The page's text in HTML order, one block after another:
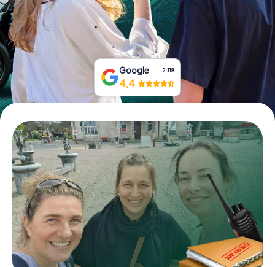
Acquista i Voucher
Google 2.118
4,4